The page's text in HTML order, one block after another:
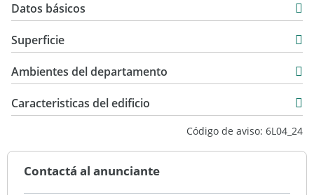
Datos básicos
Venta
USD 206.000
Superficie
64 m2
Ambientes del departamento
Caracteristicas del edificio
Código de aviso: 6L04_24
Contactá al anunciante